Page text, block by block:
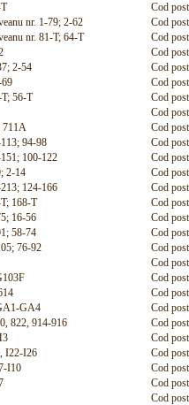
Cod
nr. 1-79; 2-62
Cod
nr. 81-T; 64-T
Cod
Cod
2-54
Cod
69
Cod
56-T
Cod
Cod
711A
Cod
94-98
Cod
100-122
Cod
2-14
Cod
124-166
Cod
168-T
Cod
16-56
Cod
58-74
Cod
76-92
Cod
Cod
Cod
Cod
GA4
Cod
822, 914-916
Cod
Cod
I22-I26
Cod
I10
Cod
Cod
Cod